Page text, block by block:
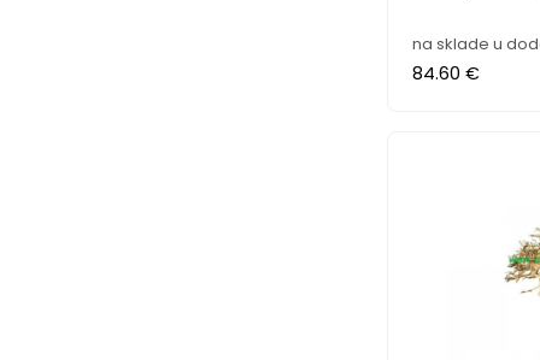
na sklade u
84.60 €